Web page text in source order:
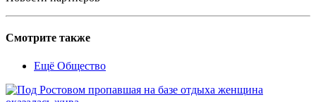
Смотрите также
Ещё Общество